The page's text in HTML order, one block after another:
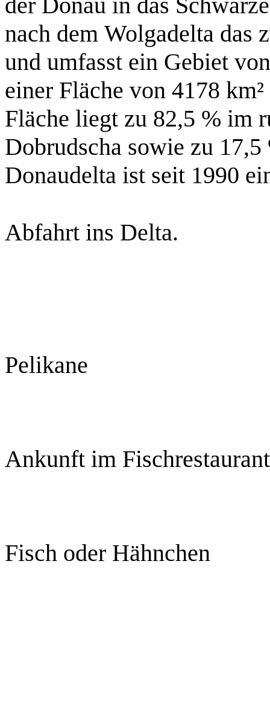
nach dem Wolgadelta das
und umfasst ein Gebiet
einer Fläche von 4178
Fläche liegt zu 82,5 % im
Dobrudscha sowie zu
Donaudelta ist seit 1990
Abfahrt ins Delta.
Pelikane
Ankunft im
Fisch oder Hähnchen